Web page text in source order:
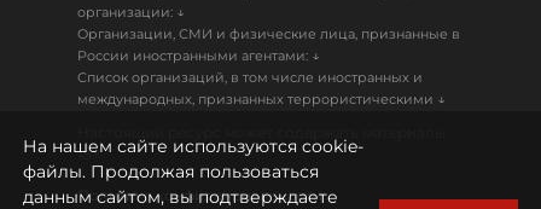
организации: ↓
Организации, СМИ и физические лица, признанные в
России иностранными агентами: ↓
Список организаций, в том числе иностранных и
международных, признанных террористическими ↓
18+
Политика конфиденциальности
На нашем сайте используются cookie-
файлы. Продолжая пользоваться
данным сайтом, вы подтверждаете